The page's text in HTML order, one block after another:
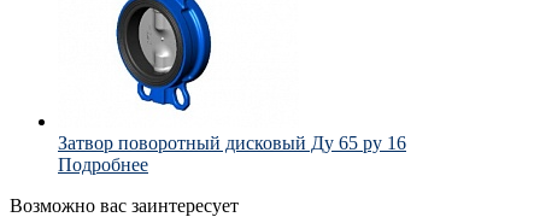
Затвор поворотный дисковый Ду 65 ру 16
Подробнее
Возможно вас заинтересует